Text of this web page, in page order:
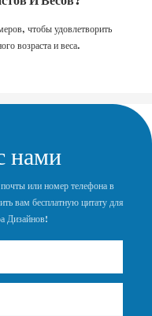
чтобы удовлетворить
возраста и веса.
нами
или номер телефона в
вам бесплатную цитату для
Дизайнов!